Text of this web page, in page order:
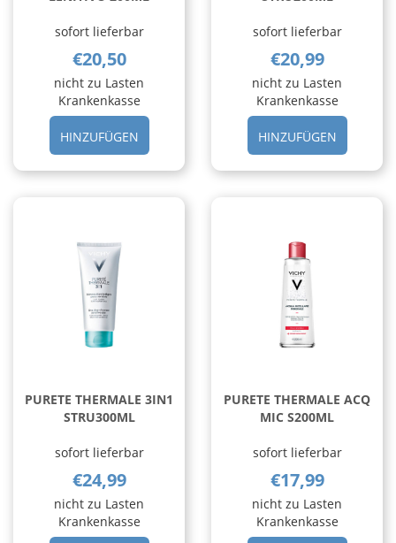
sofort lieferbar
€20,50
nicht zu Lasten
Krankenkasse
HINZUFÜGENHINZUFÜGEN PHYSIO
TONICO
LENITIVO
sofort lieferbar
€20,99
nicht zu Lasten
Krankenkasse
HINZUFÜGEN
3IN1
PURETE THERMALE 3IN1
STRU300ML
sofort lieferbar
€24,99
nicht zu Lasten
Krankenkasse
PURETE THERMALE ACQ
MIC S200ML
sofort lieferbar
€17,99
nicht zu Lasten
Krankenkasse